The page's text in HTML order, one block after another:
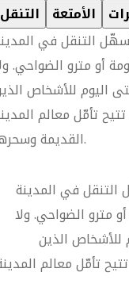
التنقل الأمتعة
التنقل في
أو مترو الضواحي.
اليوم للأشخاص
تأمّل معالم
القديمة وسحرها.
التنقل في المدينة
مترو الضواحي. ولا
للأشخاص الذين
تأمّل معالم